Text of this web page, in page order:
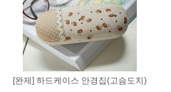
[완제] 하드케이스 안경집(고슴도치)